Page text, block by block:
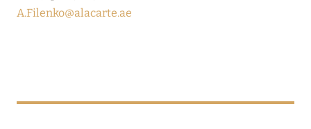
A.Filenko@alacarte.ae